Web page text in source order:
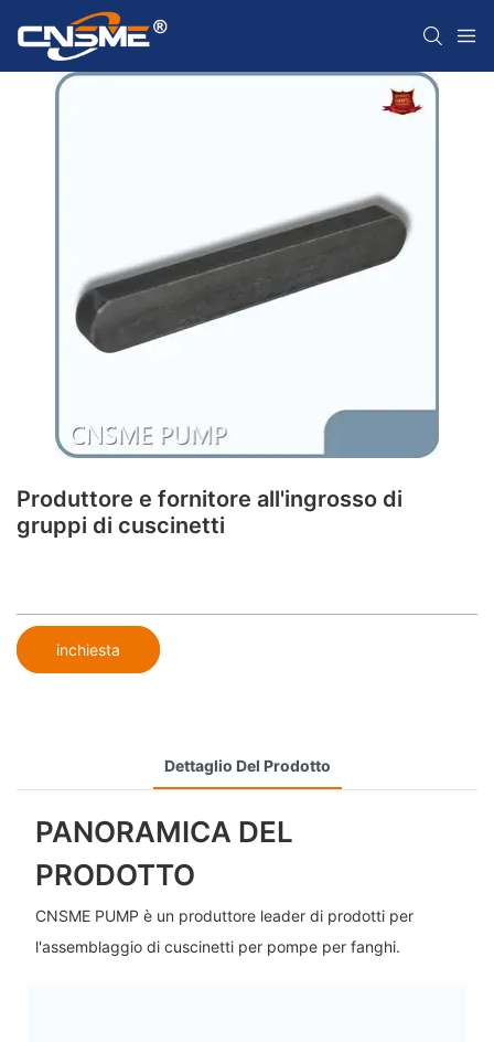
Produttore e fornitore all'ingrosso di
gruppi di cuscinetti
inchiesta
Dettaglio Del Prodotto
PANORAMICA DEL
PRODOTTO
CNSME PUMP è un produttore leader di prodotti per
l'assemblaggio di cuscinetti per pompe per fanghi.